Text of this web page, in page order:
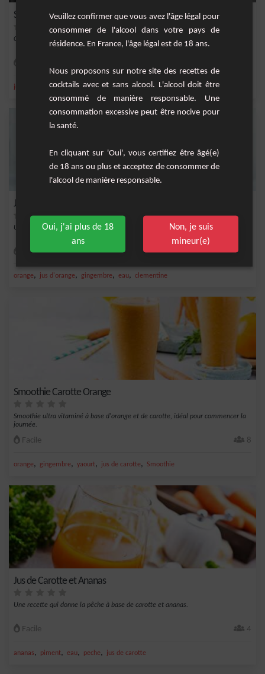
Sully
Ce cocktail sans alcool est épicé par une touche de tabasco
jus d'ananas,ananas, nectar de cranberry,framboise,cranberry
Jus boost express
Un jus de fruits fais avec des fruits et des légumes frais
Facile
orange, jus d'orange, gingembre, eau, clementine
Smoothie Carotte Orange
Smoothie ultra vitaminé à base d'orange et de carotte, idéal pour commencer la
journée.
Facile 8
orange, gingembre, yaourt, jus de carotte, Smoothie
Jus de Carotte et Ananas
Une recette qui donne la pêche à base de carotte et ananas.
Facile 4
ananas, piment, eau, peche, jus de carotte
Veuillez confirmer que vous avez l'âge légal pour
consommer de l'alcool dans votre pays de
résidence. En France, l'âge légal est de 18 ans.
Nous proposons sur notre site des recettes de
cocktails avec et sans alcool. L'alcool doit être
consommé de manière responsable. Une
consommation excessive peut être nocive pour
la santé.
En cliquant sur 'Oui', vous certifiez être âgé(e)
de 18 ans ou plus et acceptez de consommer de
l'alcool de manière responsable.
Oui, j'ai plus de 18
ans
Non, je suis
mineur(e)